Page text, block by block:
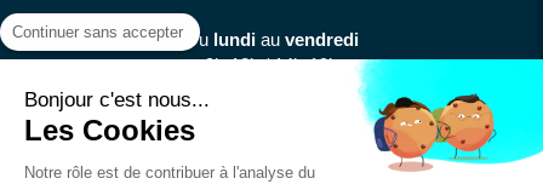
Du lundiau vendredi
9h-12h / 14h-19h
Continuer sans accepter
Bonjour c'est nous...
Les Cookies
Notre rôle est de contribuer à l'analyse du